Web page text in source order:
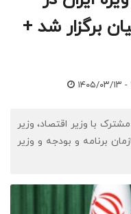
برگزار شد +
۱۳ - ۱۴:۴۳
با وزیر اقتصاد، وزیر
برنامه و بودجه و وزیر